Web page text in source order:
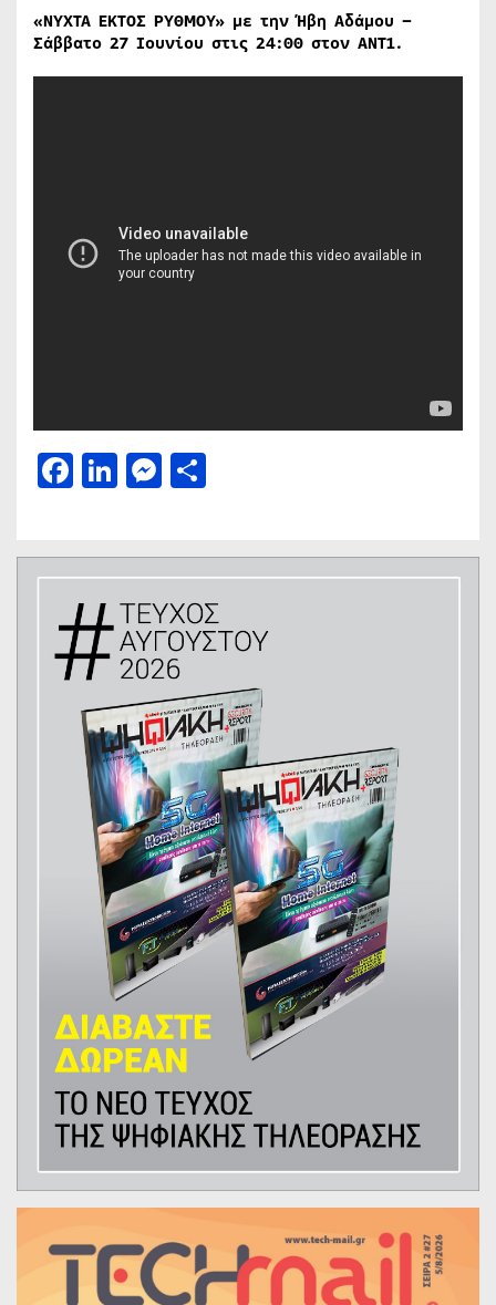
«ΝΥΧΤΑ ΕΚΤΟΣ ΡΥΘΜΟΥ» με την Ήβη Αδάμου –
Σάββατο 27 Ιουνίου στις 24:00 στον ΑΝΤ1.
Facebook
LinkedIn
Messenger